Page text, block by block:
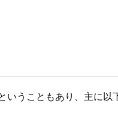
うこともあり、主に以